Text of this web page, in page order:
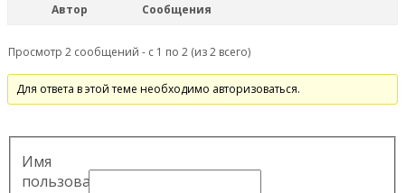
Автор Сообщения
Просмотр 2 сообщений - с 1 по 2 (из 2 всего)
Для ответа в этой теме необходимо авторизоваться.
Имя
пользователя: